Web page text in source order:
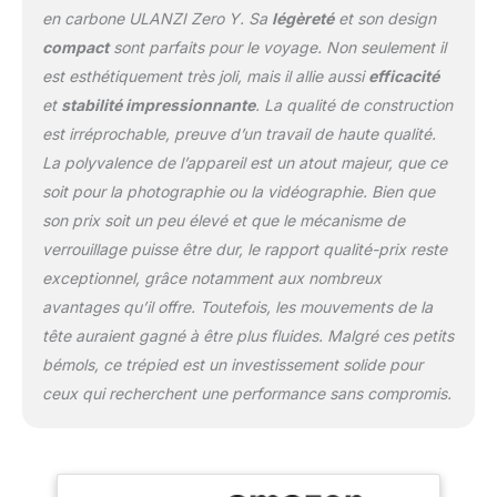
rapide Arca, d'un niveau
à bulle et d'une échelle
panoramique 360° pour
un réglage plus précis de
l'angle. ▶【Colonne
Centrale Amovible】La
colonne centrale adopte
une structure détachable
à 2 niveaux, avec une clé
pour retirer la colonne
centrale, facile à réaliser
des prises de vue en
trépied ont également 3
angles réglables (20° -
55° - 75°). Idéal pour la
macro et la photographie
hauteur maximale est de
en carbone ULANZI Zero Y. Sa légèretéet son design
compactsont parfaits pour le voyage. Non seulement il
est esthétiquement très joli, mais il allie aussiefficacité
et stabilité impressionnante. La qualité de construction
est irréprochable, preuve d’un travail de haute qualité.
La polyvalence de l’appareil est un atout majeur, que ce
soit pour la photographie ou la vidéographie. Bien que
son prix soit un peu élevé et que le mécanisme de
verrouillage puisse être dur, le rapport qualité-prix reste
exceptionnel, grâce notamment aux nombreux
avantages qu’il offre. Toutefois, les mouvements de la
tête auraient gagné à être plus fluides. Malgré ces petits
bémols, ce trépied est un investissement solide pour
ceux qui recherchent une performance sans compromis.